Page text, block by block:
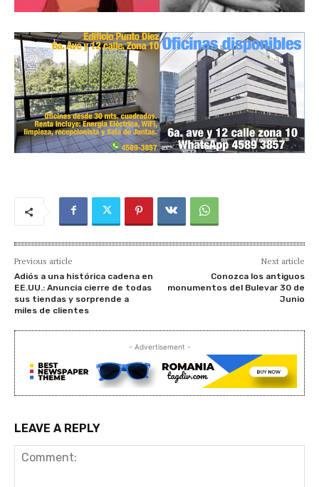
Previous article
Adiós a una histórica cadena en
EE.UU.: Anuncia cierre de todas
sus tiendas y sorprende a
miles de clientes
Next article
Conozca los antiguos
monumentos del Bulevar 30 de
Junio
- Advertisement -
LEAVE A REPLY